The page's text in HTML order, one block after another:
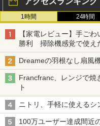
1時間 24時間
【家電レビュー】手ご
勝利 掃除機感覚で使え
Dreameの羽根なし扇風
Francfranc、レンジで焼
ト
ニトリ、手軽に使える
100万ユーザー達成間近